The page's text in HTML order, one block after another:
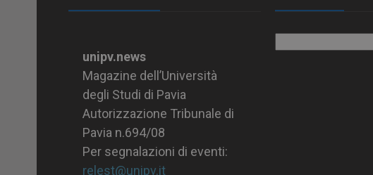
unipv.news
Magazine dell’Università
degli Studi di Pavia
Autorizzazione Tribunale di
Pavia n.694/08
Per segnalazioni di eventi:
relest@unipv.it